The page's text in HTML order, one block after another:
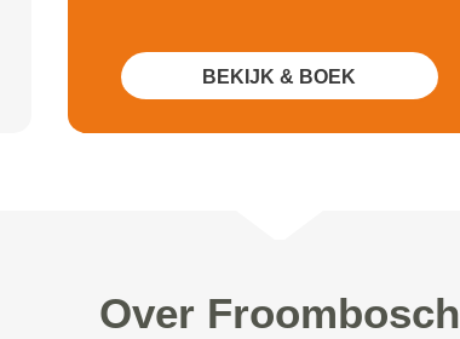
BEKIJK & BOEK
Over Froombosch